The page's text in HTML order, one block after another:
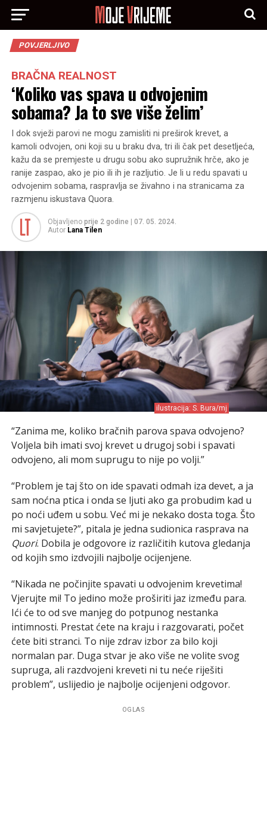
POVJERLJIVO
BRAČNA REALNOST
‘Koliko vas spava u odvojenim
sobama? Ja to sve više želim’
I dok svježi parovi ne mogu zamisliti ni preširok krevet, a
kamoli odvojen, oni koji su u braku dva, tri ili čak pet desetljeća,
kažu da se premjeste u drugu sobu ako supružnik hrče, ako je
ranije zaspao, ako je pio ili ih je razljutio. Je li u redu spavati u
odvojenim sobama, raspravlja se živahno i na stranicama za
razmjenu iskustava Quora.
Objavljeno prije 2 godine
07. 05. 2024.
Autor Lana Tilen
ilustracija: S. Bura/mj
“Zanima me, koliko bračnih parova spava odvojeno?
Voljela bih imati svoj krevet u drugoj sobi i spavati
odvojeno, ali mom suprugu to nije po volji.”
“Problem je taj što on ide spavati odmah iza devet, a ja
sam noćna ptica i onda se ljuti ako ga probudim kad u
po noći uđem u sobu. Već mi je nekako dosta toga. Što
mi savjetujete?”, pitala je jedna sudionica rasprava na
Quori. Dobila je odgovore iz različitih kutova gledanja
od kojih smo izdvojili najbolje ocijenjene.
“Nikada ne počinjite spavati u odvojenim krevetima!
Vjerujte mi! To jedino može proširiti jaz između para.
Ići će to od sve manjeg do potpunog nestanka
intimnosti. Prestat ćete na kraju i razgovarati, počet
ćete biti stranci. To nije zdrav izbor za bilo koji
normalan par. Duga stvar je ako više ne volite svog
supruga, ali razdvojeni kreveti ni tu neće riješiti
problem”, uslijedio je najbolje ocijenjeni odgovor.
OGLAS